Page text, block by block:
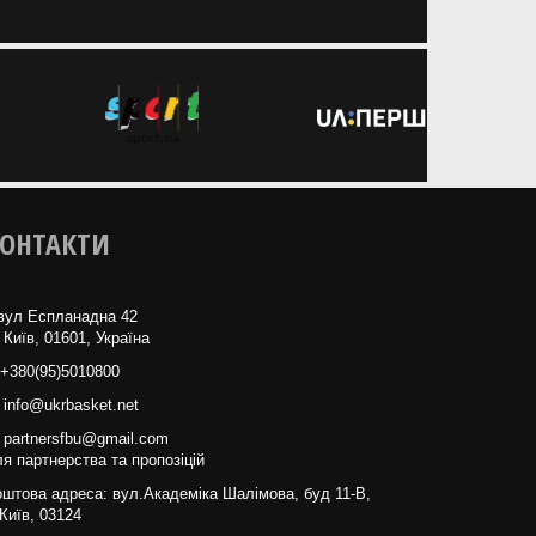
Еспланадна 42
01601, Україна
+380(95)5010800
info@ukrbasket.net
partnersfbu@gmail.com
партнерства та пропозіцій
адреса: вул.Академіка Шалімова, буд 11-В,
03124